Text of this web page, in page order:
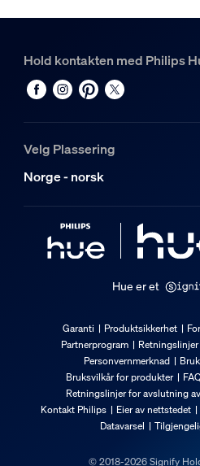
Hold kontakten med Philips
Velg Plassering
Norge - norsk
Hue er et
Garanti Produktsikkerhet
Partnerprogram
Personvernmerknad
Bruksvilkår for produkter
Retningslinjer for avslutning
Kontakt Philips
Eier av nettstedet
Datavarsel
© 2018-2026 Signify